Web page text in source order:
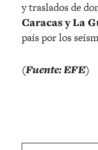
y traslados de
Caracas y La
país por los
(Fuente: EFE)